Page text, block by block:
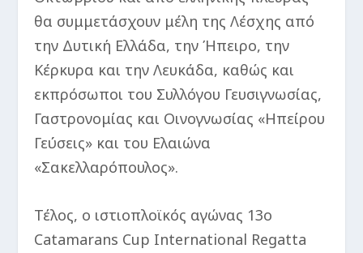
θα συμμετάσχουν μέλη της Λέσχης από
την Δυτική Ελλάδα, την Ήπειρο, την
Κέρκυρα και την Λευκάδα, καθώς και
εκπρόσωποι του Συλλόγου Γευσιγνωσίας,
Γαστρονομίας και Οινογνωσίας «Ηπείρου
Γεύσεις» και του Ελαιώνα
«Σακελλαρόπουλος».
Τέλος, ο ιστιοπλοϊκός αγώνας 13ο
Catamarans Cup International Regatta